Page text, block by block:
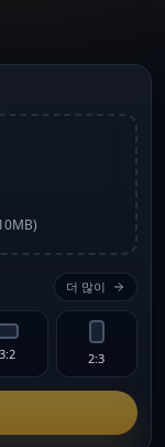
더 많이
3:2 2:3